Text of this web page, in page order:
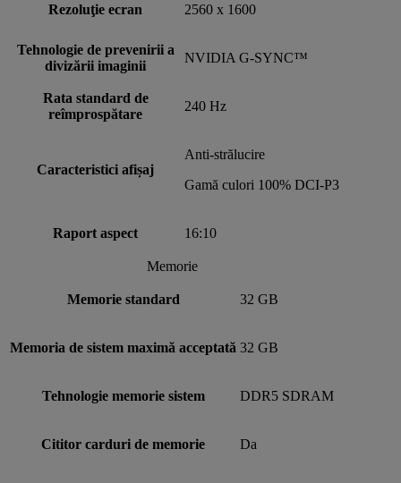
Rezoluţie ecran 2560 x 1600
Tehnologie de prevenirii a
divizării imaginii
NVIDIA G-SYNC™
Rata standard de
reîmprospătare
240 Hz
Caracteristici afișaj
Anti-strălucire
Gamă culori 100% DCI-P3
Raport aspect 16:10
Memorie
Memorie standard 32 GB
Memoria de sistem maximă acceptată 32 GB
Tehnologie memorie sistem DDR5 SDRAM
Cititor carduri de memorie Da